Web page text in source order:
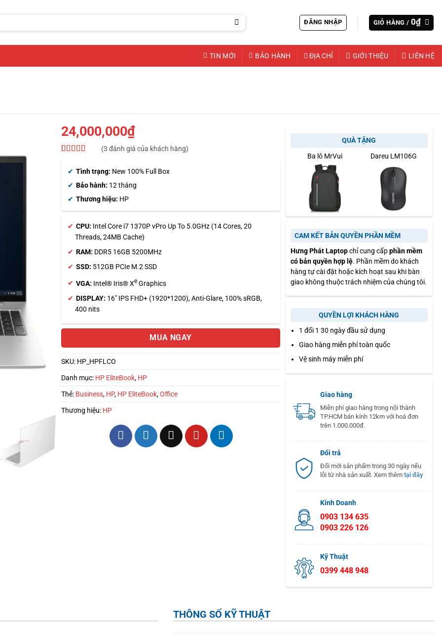
ĐĂNG NHẬP GIỎ HÀNG / 0₫
TIN MỚI BẢO HÀNH ĐỊA CHỈ GIỚI THIỆU LIÊN HỆ
24,000,000₫
dựa trên
đánh giá
(3 đánh giá của khách hàng)
Tình trạng: New 100% Full Box
Bảo hành: 12 tháng
Thương hiệu: HP
CPU: Intel Core i7 1370P vPro Up To 5.0GHz (14 Cores, 20
Threads, 24MB Cache)
RAM: DDR5 16GB 5200MHz
SSD: 512GB PCIe M.2 SSD
VGA: Intel® Iris® Xe Graphics
DISPLAY: 16″ IPS FHD+ (1920*1200), Anti-Glare, 100% sRGB,
400 nits
MUA NGAY
SKU: HP_HPFLCO
Danh mục: HP EliteBook, HP
Thẻ: Business, HP, HP EliteBook,Office
Thương hiệu: HP
QUÀ TẶNG
Ba lô MrVui
Dareu LM106G
CAM KẾT BẢN QUYỀN PHẦN MỀM
Hưng Phát Laptopchỉ cung cấpphần mềm
có bản quyền hợp lệ. Phần mềm do khách
hàng tự cài đặt hoặc kích hoạt sau khi bàn
giao không thuộc trách nhiệm của chúng tôi.
QUYỀN LỢI KHÁCH HÀNG
1 đổi 1 30 ngày đầu sử dụng
Giao hàng miễn phí toàn quốc
Vệ sinh máy miễn phí
Giao hàng
Miễn phí giao hàng trong nội thành
TP.HCM bán kính 12km với hoá đơn
trên 1.000.000đ.
Đổi trả
Đổi mới sản phẩm trong 30 ngày nếu
lỗi từ nhà sản xuất. Xem thêm tại đây
Kinh Doanh
0903 134 635
0903 226 126
Kỹ Thuật
0399 448 948
THÔNG SỐ KỸ THUẬT